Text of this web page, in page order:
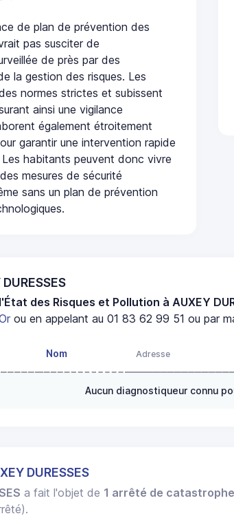
de plan de prévention des
pas susciter de
de près par des
la gestion des risques. Les
normes strictes et subissent
ainsi une vigilance
également étroitement
garantir une intervention rapide
habitants peuvent donc vivre
mesures de sécurité
sans un plan de prévention
des Risques et Pollution à AUXEY
ou en appelant au 01 83 62 99 51 ou par
Nom Adresse
Aucun diagnostiqueur connu
DURESSES
a fait l'objet de 1 arrêté de